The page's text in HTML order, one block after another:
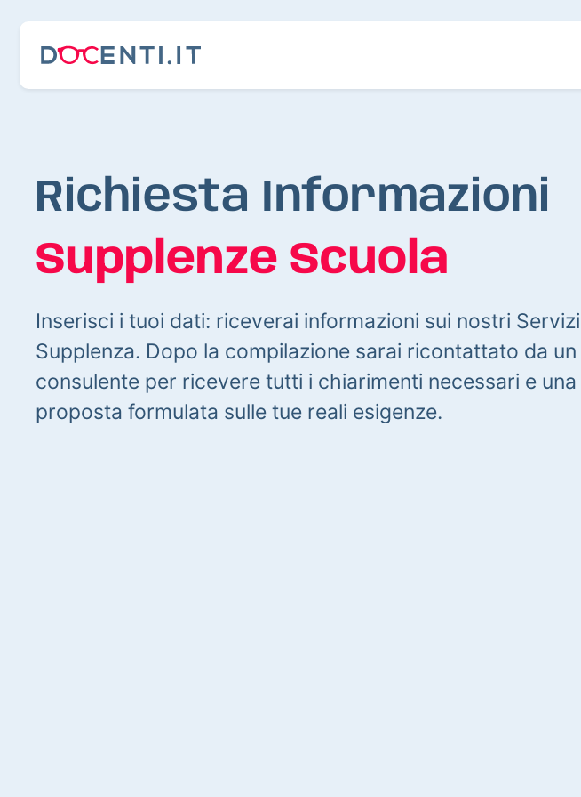
Richiesta Informazioni
Supplenze Scuola
Inserisci i tuoi dati: riceverai informazioni sui nostri Servizi
Supplenza. Dopo la compilazione sarai ricontattato da un
consulente per ricevere tutti i chiarimenti necessari e una
proposta formulata sulle tue reali esigenze.